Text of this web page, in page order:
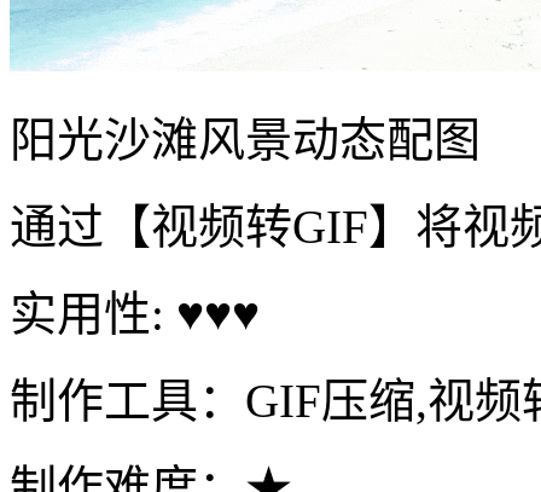
阳光沙滩风景动态配图
通过【视频转GIF】将视
实用性: ♥♥♥
制作工具：GIF压缩,视频